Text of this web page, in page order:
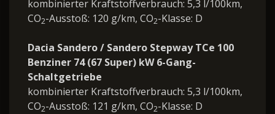
kombinierter Kraftstoffverbrauch: 5,3 l/100km,
CO2-Ausstoß: 120 g/km, CO2-Klasse: D
Dacia Sandero / Sandero Stepway TCe 100
Benziner 74 (67 Super) kW 6-Gang-
Schaltgetriebe
kombinierter Kraftstoffverbrauch: 5,3 l/100km,
CO2-Ausstoß: 121 g/km, CO2-Klasse: D